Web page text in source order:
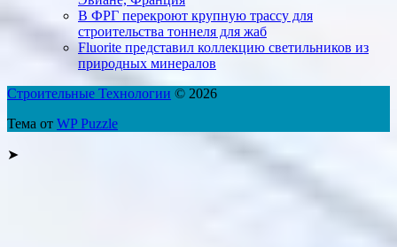
В ФРГ перекроют крупную трассу для
строительства тоннеля для жаб
Fluorite представил коллекцию светильников из
природных минералов
Строительные Технологии © 2026
Тема от WP Puzzle
➤